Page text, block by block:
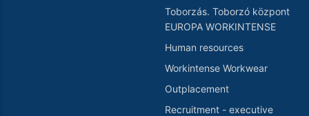
Toborzás. Toborzó központ
EUROPA WORKINTENSE
Human resources
Workintense Workwear
Outplacement
Recruitment - executive